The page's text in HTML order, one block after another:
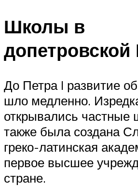
Школы в
допетровской
До Петра I развитие
шло медленно.
открывались частные
также была создана
греко-латинская
первое высшее
стране.